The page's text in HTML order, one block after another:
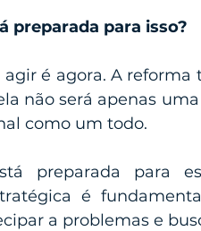
preparada para isso?
é agora. A
não será apenas
como um todo.
preparada para
é
a problemas e